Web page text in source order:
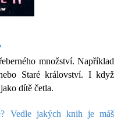
množství. Například
Staré království. I když
dítě četla.
Vedle jakých knih je máš